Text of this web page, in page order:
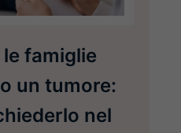
famiglie
un tumore:
nel